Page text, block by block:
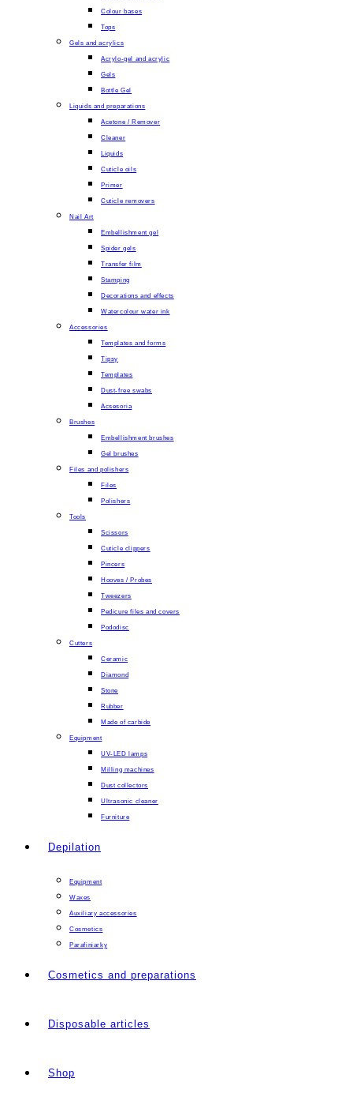
Colour bases
Tops
Gels and acrylics
Acrylo-gel and acrylic
Gels
Bottle Gel
Liquids and preparations
Acetone / Remover
Cleaner
Liquids
Cuticle oils
Primer
Cuticle removers
Nail Art
Embellishment gel
Spider gels
Transfer film
Stamping
Decorations and effects
Watercolour water ink
Accessories
Templates and forms
Tipsy
Templates
Dust-free swabs
Acsesoria
Brushes
Embellishment brushes
Gel brushes
Files and polishers
Files
Polishers
Tools
Scissors
Cuticle clippers
Pincers
Hooves / Probes
Tweezers
Pedicure files and covers
Pododisc
Cutters
Ceramic
Diamond
Stone
Rubber
Made of carbide
Equipment
UV-LED lamps
Milling machines
Dust collectors
Ultrasonic cleaner
Furniture
Depilation
Equipment
Waxes
Auxiliary accessories
Cosmetics
Parafiniarky
Cosmetics and preparations
Disposable articles
Shop